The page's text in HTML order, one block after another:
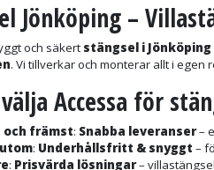
Jönköping –
och säkert stängsel i Jönköping
. Vi tillverkar och monterar allt i egen
Accessa för
och främst: Snabba leveranser–
: Underhållsfritt & snyggt –
: Prisvärda lösningar–